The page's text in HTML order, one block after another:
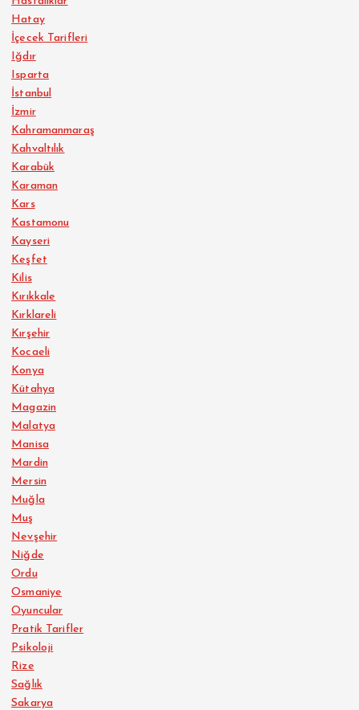
Hatay
İçecek Tarifleri
Iğdır
Isparta
İstanbul
İzmir
Kahramanmaraş
Kahvaltılık
Karabük
Karaman
Kars
Kastamonu
Kayseri
Keşfet
Kilis
Kırıkkale
Kırklareli
Kırşehir
Kocaeli
Konya
Kütahya
Magazin
Malatya
Manisa
Mardin
Mersin
Muğla
Muş
Nevşehir
Niğde
Ordu
Osmaniye
Oyuncular
Pratik Tarifler
Psikoloji
Rize
Sağlık
Sakarya